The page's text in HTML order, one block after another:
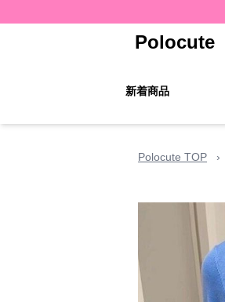
Polocute
新着商品
Polocute TOP ›